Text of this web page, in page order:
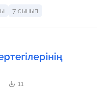
7 сынып
11